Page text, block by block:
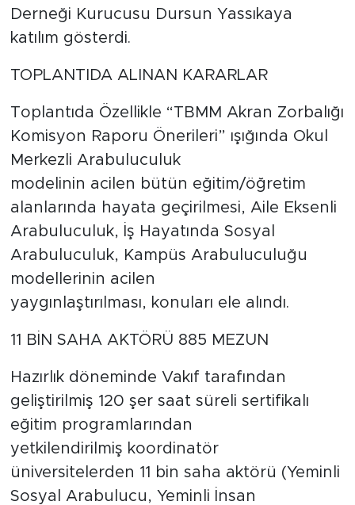
Derneği Kurucusu Dursun Yassıkaya
katılım gösterdi.
TOPLANTIDA ALINAN KARARLAR
Toplantıda Özellikle “TBMM Akran Zorbalığı
Komisyon Raporu Önerileri” ışığında Okul
Merkezli Arabuluculuk
modelinin acilen bütün eğitim/öğretim
alanlarında hayata geçirilmesi, Aile Eksenli
Arabuluculuk, İş Hayatında Sosyal
Arabuluculuk, Kampüs Arabuluculuğu
modellerinin acilen
yaygınlaştırılması, konuları ele alındı.
11 BİN SAHA AKTÖRÜ 885 MEZUN
Hazırlık döneminde Vakıf tarafından
geliştirilmiş 120 şer saat süreli sertifikalı
eğitim programlarından
yetkilendirilmiş koordinatör
üniversitelerden 11 bin saha aktörü (Yeminli
Sosyal Arabulucu, Yeminli İnsan